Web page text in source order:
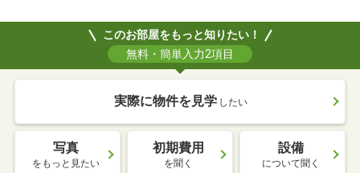
このお部屋をもっと知りたい！
無料・簡単入力2項目
実際に物件を見学 したい
写真
をもっと見たい
初期費用
を聞く
設備
について聞く